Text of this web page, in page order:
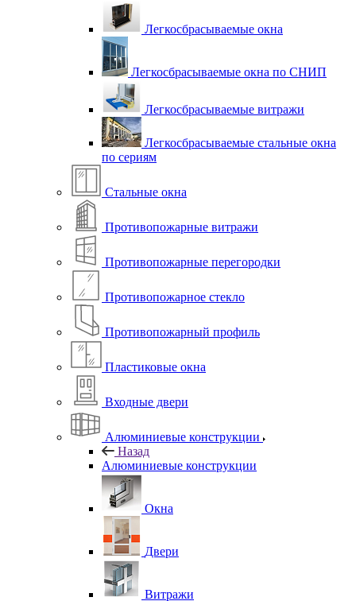
Легкосбрасываемые окна
Легкосбрасываемые окна по СНИП
Легкосбрасываемые витражи
Легкосбрасываемые стальные окна
по сериям
Стальные окна
Противопожарные витражи
Противопожарные перегородки
Противопожарное стекло
Противопожарный профиль
Пластиковые окна
Входные двери
Алюминиевые конструкции
Назад
Алюминиевые конструкции
Окна
Двери
Витражи